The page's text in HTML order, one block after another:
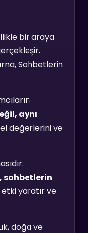
bir araya
Sohbetlerin
aynı
değerlerini ve
sohbetlerin
etki yaratır ve
doğa ve